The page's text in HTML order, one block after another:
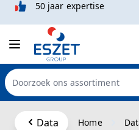
50 jaar expertise
Doorzoek de hele winkel
Data Home